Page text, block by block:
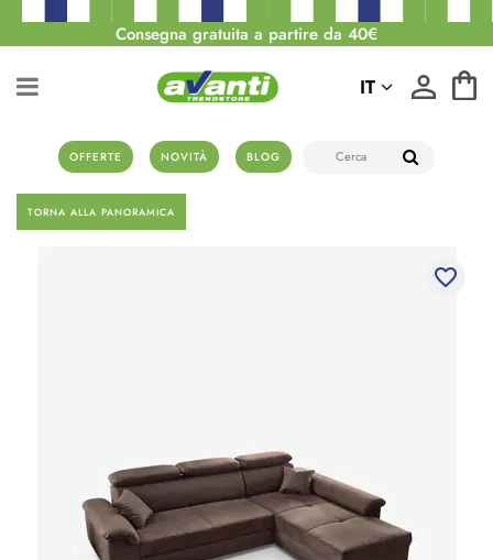
Consegna gratuita a partire da 40€
OFFERTE NOVITÀ BLOG
IT
TORNA ALLA PANORAMICA
favorite_border